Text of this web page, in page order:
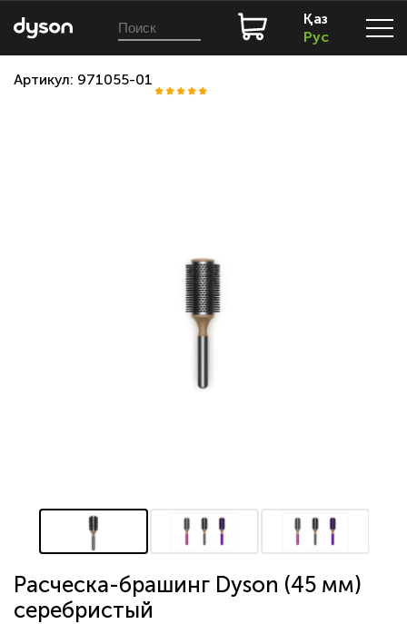
Қаз
Рус
Артикул: 971055-01
Расческа-брашинг Dyson (45 мм)
серебристый